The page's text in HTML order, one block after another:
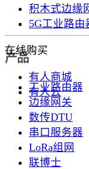
积木式边缘
5G工业路由
在线购买
有人商城
有人云
产品
工业路由器
边缘网关
数传DTU
串口服务器
LoRa组网
联博士